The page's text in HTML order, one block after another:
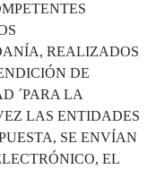
REALIZADOS
DE
´PARA LA
LAS ENTIDADES
SE ENVÍAN
EL